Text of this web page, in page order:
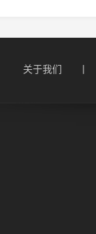
关于我们      丨